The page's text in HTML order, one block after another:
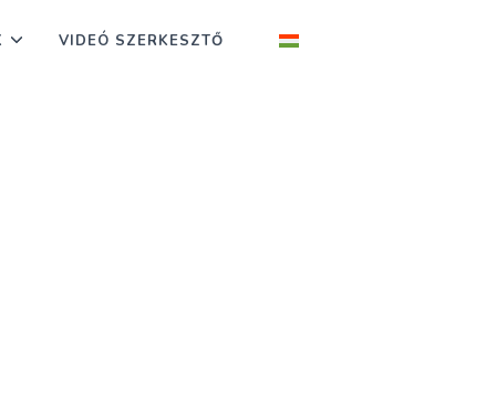
VIDEÓ SZERKESZTŐ